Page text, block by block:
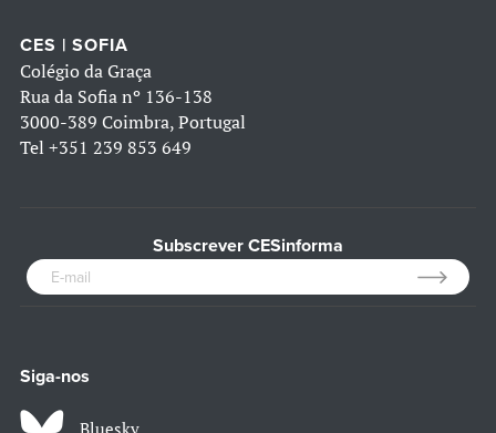
CES | SOFIA
Colégio da Graça
Rua da Sofia nº 136-138
3000-389 Coimbra, Portugal
Tel +351 239 853 649
Subscrever CESinforma
Siga-nos